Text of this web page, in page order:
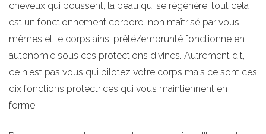
cheveux qui poussent, la peau qui se régénère, tout cela
est un fonctionnement corporel non maîtrisé par vous-
mêmes et le corps ainsi prêté/emprunté fonctionne en
autonomie sous ces protections divines. Autrement dit,
ce n'est pas vous qui pilotez votre corps mais ce sont ces
dix fonctions protectrices qui vous maintiennent en
forme.